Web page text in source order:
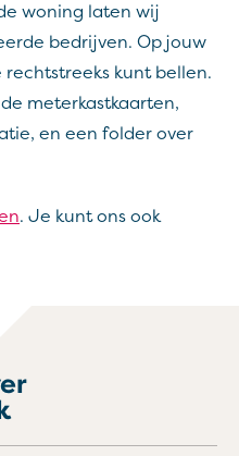
woning laten wij
bedrijven. Op jouw
kunt bellen.
meterkastkaarten,
en een folder over
. Je kunt ons ook